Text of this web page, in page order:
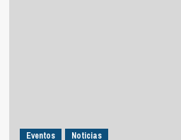
Eventos Noticias